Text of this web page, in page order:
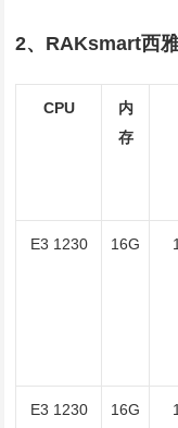
2、RAKsmart西
CPU
内
存
E3 1230 16G
E3 1230 16G